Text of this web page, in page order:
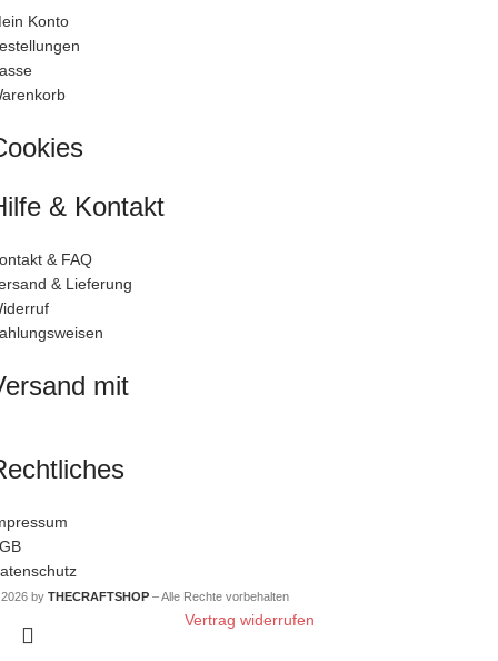
Konto
& Kontakt
& FAQ
& Lieferung
mit
by THECRAFTSHOP – Alle Rechte vorbehalten
Vertrag widerrufen